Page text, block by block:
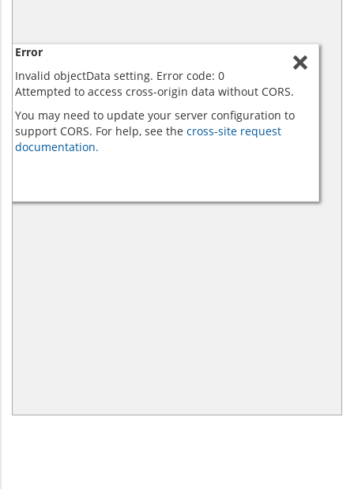
Error
Invalid objectData setting. Error code: 0
Attempted to access cross-origin data without CORS.
You may need to update your server configuration to
support CORS. For help, see the cross-site request
documentation.